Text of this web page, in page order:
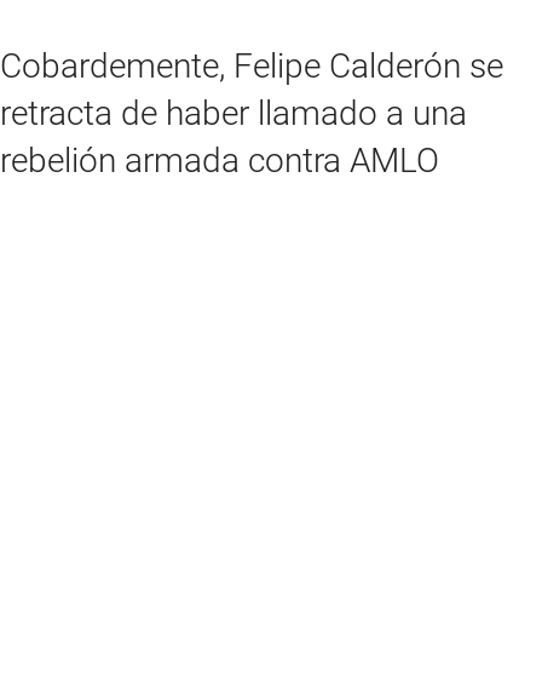
Cobardemente, Felipe Calderón se
retracta de haber llamado a una
rebelión armada contra AMLO